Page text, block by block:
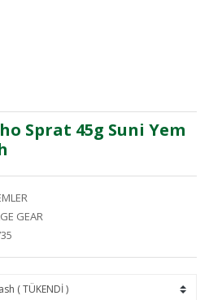
Sprat 45g Suni Yem
GEAR